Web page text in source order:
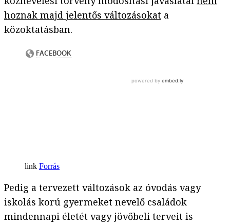
hoznak majd jelentős változásokat a
közoktatásban.
Forrás
Pedig a tervezett változások az óvodás vagy
iskolás korú gyermeket nevelő családok
mindennapi életét vagy jövőbeli terveit is